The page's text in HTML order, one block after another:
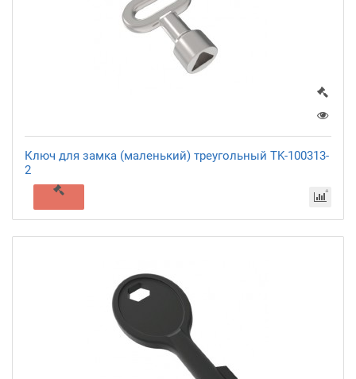
Ключ для замка (маленький) треугольный TK-100313-
2